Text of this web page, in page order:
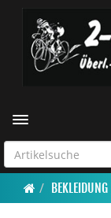
Toggle navigation
BEKLEIDUNG